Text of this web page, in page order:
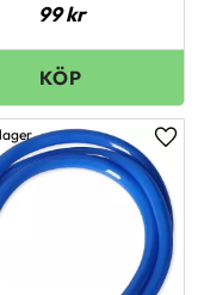
99kr